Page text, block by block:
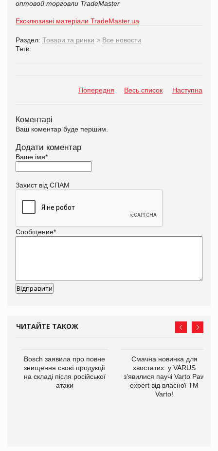
оптовой торговли TradeMaster
Ексклюзивні матеріали TradeMaster.ua
Раздел: Товари та ринки > Все новости
Теги:
Попередня Весь список Наступна
Коментарі
Ваш коментар буде першим.
Додати коментар
Ваше імя*
Захист від СПАМ
Сообщение*
ЧИТАЙТЕ ТАКОЖ
Bosch заявила про повне
знищення своєї продукції
на складі після російської
атаки
Смачна новинка для
хвостатих: у VARUS
з’явилися паучі Varto Paw
expert від власної ТМ
Varto!